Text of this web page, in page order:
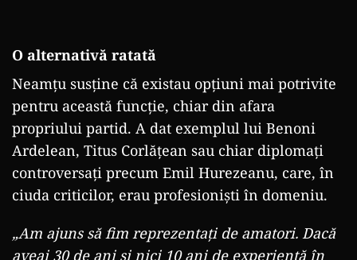
O alternativă ratată
Neamțu susține că existau opțiuni mai potrivite
pentru această funcție, chiar din afara
propriului partid. A dat exemplul lui Benoni
Ardelean, Titus Corlățean sau chiar diplomați
controversați precum Emil Hurezeanu, care, în
ciuda criticilor, erau profesioniști în domeniu.
„Am ajuns să fim reprezentați de amatori. Dacă
aveai 30 de ani și nici 10 ani de experiență în